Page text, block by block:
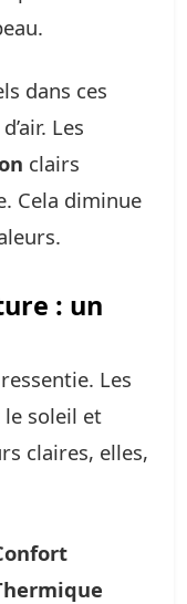
dans ces
Les
clairs
Cela diminue
: un
Les
soleil et
claires, elles,